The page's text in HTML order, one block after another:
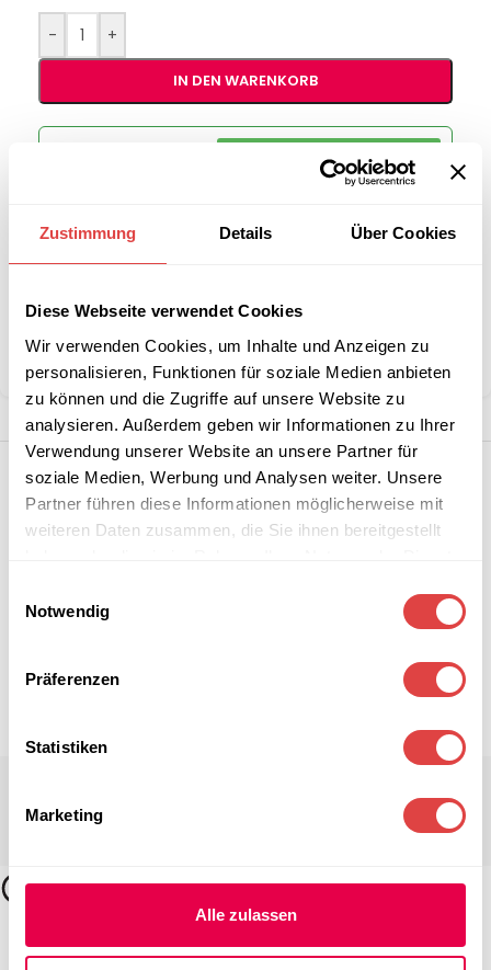
Zustimmung Details Über Cookies
Diese Webseite verwendet Cookies
Wir verwenden Cookies, um Inhalte und Anzeigen zu
personalisieren, Funktionen für soziale Medien anbieten
zu können und die Zugriffe auf unsere Website zu
analysieren. Außerdem geben wir Informationen zu Ihrer
Verwendung unserer Website an unsere Partner für
soziale Medien, Werbung und Analysen weiter. Unsere
Partner führen diese Informationen möglicherweise mit
weiteren Daten zusammen, die Sie ihnen bereitgestellt
Notwendig
Präferenzen
Statistiken
Marketing
Alle zulassen
- +
IN DEN WARENKORB
B2B-Angebot
anfordern
Kategorie: Restaurant- & Bartische
Teilen: